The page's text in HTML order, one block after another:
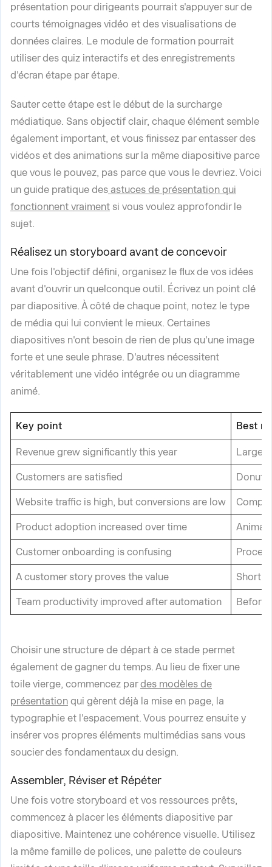
présentation pour dirigeants pourrait s'appuyer sur de
courts témoignages vidéo et des visualisations de
données claires. Le module de formation pourrait
utiliser des quiz interactifs et des enregistrements
d'écran étape par étape.
Sauter cette étape est le début de la surcharge
médiatique. Sans objectif clair, chaque élément semble
également important, et vous finissez par entasser des
vidéos et des animations sur la même diapositive parce
que vous le pouvez, pas parce que vous le devriez. Voici
un guide pratique des astuces de présentation qui
fonctionnent vraiment si vous voulez approfondir le
sujet.
Réalisez un storyboard avant de concevoir
Une fois l'objectif défini, organisez le flux de vos idées
avant d'ouvrir un quelconque outil. Écrivez un point clé
par diapositive. À côté de chaque point, notez le type
de média qui lui convient le mieux. Certaines
diapositives n'ont besoin de rien de plus qu'une image
forte et une seule phrase. D'autres nécessitent
véritablement une vidéo intégrée ou un diagramme
animé.
Key point Best
Revenue grew significantly this year Large
Customers are satisfied Donut
Website traffic is high, but conversions are low
Product adoption increased over time
Customer onboarding is confusing
A customer story proves the value Short
Team productivity improved after automation
Choisir une structure de départ à ce stade permet
également de gagner du temps. Au lieu de fixer une
toile vierge, commencez pardes modèles de
présentation qui gèrent déjà la mise en page, la
typographie et l'espacement. Vous pourrez ensuite y
insérer vos propres éléments multimédias sans vous
soucier des fondamentaux du design.
Assembler, Réviser et Répéter
Une fois votre storyboard et vos ressources prêts,
commencez à placer les éléments diapositive par
diapositive. Maintenez une cohérence visuelle. Utilisez
la même famille de polices, une palette de couleurs